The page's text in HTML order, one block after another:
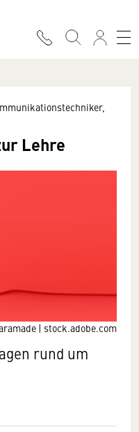
| stock.adobe.com
Lehre
rund um